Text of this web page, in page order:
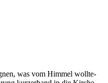
was vom Himmel wollte-